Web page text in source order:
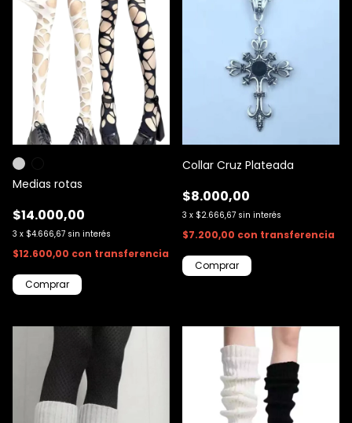
Medias rotas
$14.000,00
3 x $4.666,67 sin interés
$12.600,00 con transferencia
Comprar
Collar Cruz Plateada
$8.000,00
3 x $2.666,67 sin interés
$7.200,00 con transferencia